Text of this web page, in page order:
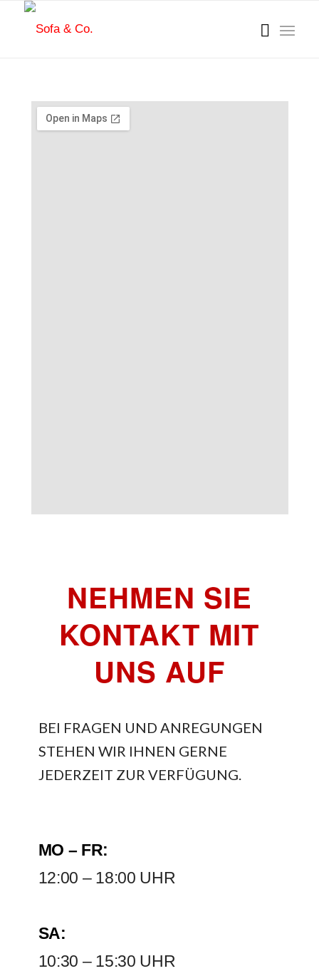
NEHMEN SIE
KONTAKT MIT
UNS AUF
BEI FRAGEN UND ANREGUNGEN
STEHEN WIR IHNEN GERNE
JEDERZEIT ZUR VERFÜGUNG.
MO – FR:
12:00 – 18:00 UHR
SA:
10:30 – 15:30 UHR